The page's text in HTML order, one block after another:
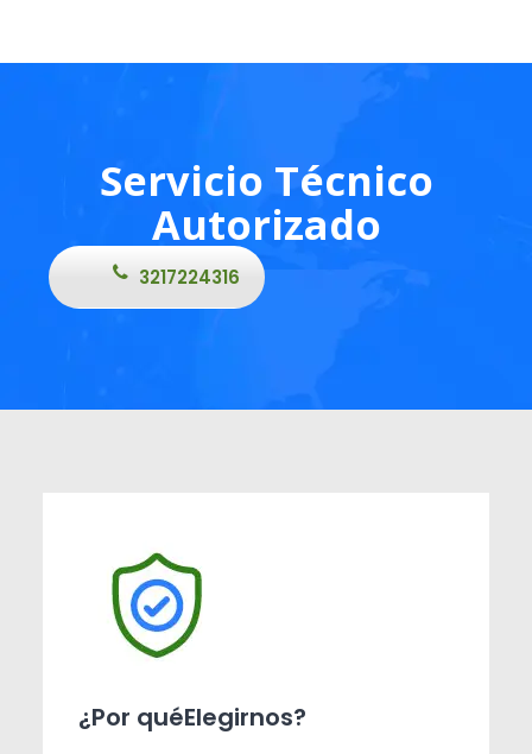
Servicio Técnico
Autorizado
3217224316
¿Por quéElegirnos?